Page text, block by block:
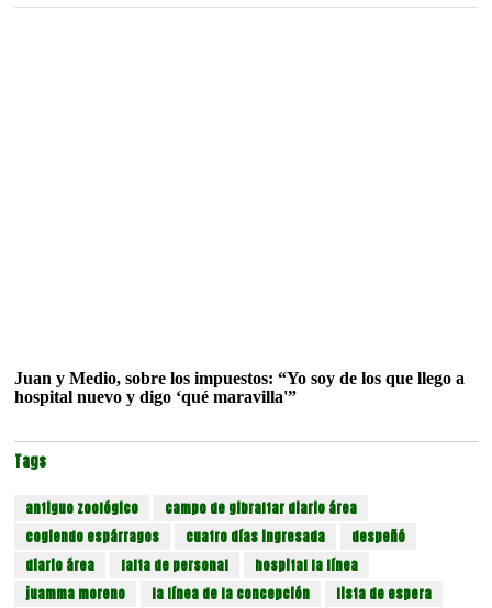
Juan y Medio, sobre los impuestos: “Yo soy de los que llego a
hospital nuevo y digo ‘qué maravilla'”
Tags
antiguo zoológico
campo de gibraltar diario área
cogiendo espárragos
cuatro días ingresada
despeñó
diario área
falta de personal
hospital la línea
juamma moreno
la línea de la concepción
lista de espera